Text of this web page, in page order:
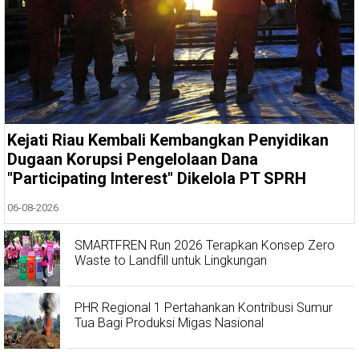
Kejati Riau Kembali Kembangkan Penyidikan
Dugaan Korupsi Pengelolaan Dana
"Participating Interest" Dikelola PT SPRH
06-08-2026
SMARTFREN Run 2026 Terapkan Konsep Zero
Waste to Landfill untuk Lingkungan
PHR Regional 1 Pertahankan Kontribusi Sumur
Tua Bagi Produksi Migas Nasional